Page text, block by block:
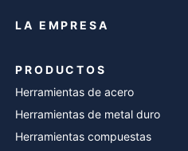
LA EMPRESA
PRODUCTOS
Herramientas de acero
Herramientas de metal duro
Herramientas compuestas